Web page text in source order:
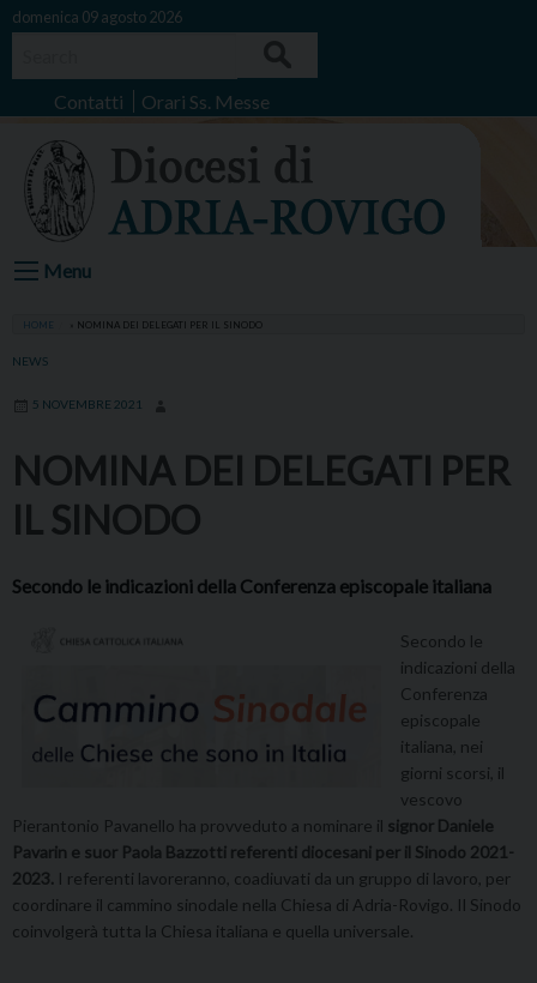
Skip
domenica 09 agosto 2026
Contatti Orari Ss. Messe
Menu
HOME NOMINA DEI DELEGATI PER IL SINODO
NEWS
5 NOVEMBRE 2021
NOMINA DEI DELEGATI PER
IL SINODO
Secondo le indicazioni della Conferenza episcopale italiana
Secondo le
indicazioni della
Conferenza
episcopale
italiana, nei
giorni scorsi, il
vescovo
Pierantonio Pavanello ha provveduto a nominare il signor Daniele
Pavarin e suor Paola Bazzotti referenti diocesani per il Sinodo 2021-
2023. I referenti lavoreranno, coadiuvati da un gruppo di lavoro, per
coordinare il cammino sinodale nella Chiesa di Adria-Rovigo. Il Sinodo
coinvolgerà tutta la Chiesa italiana e quella universale.